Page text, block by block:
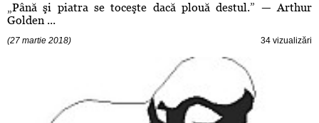
„Până şi piatra se toceşte dacă plouă destul.” — Arthur
Golden ...
(27 martie 2018) 34 vizualizări